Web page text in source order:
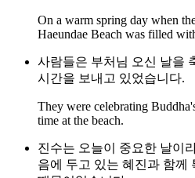
On a warm spring day when
Haeundae Beach was filled
사람들은 부처님 오신 날을
시간을 보내고 있었습니다.
They were celebrating
time at the beach.
진수는 오늘이 중요한 날이
음에 두고 있는 혜진과 함께